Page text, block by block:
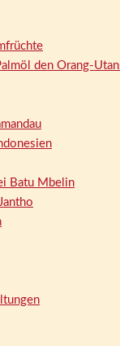
den Orang-
Batu Mbelin